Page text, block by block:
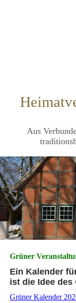
Aus
Grüner
Ein Kalender
ist die Idee des
Grüner Kalender